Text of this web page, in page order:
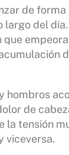
de forma
largo del
hombros
de
la tensión
viceversa.